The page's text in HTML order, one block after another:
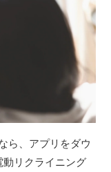
ら、アプリをダウ
リクライニング